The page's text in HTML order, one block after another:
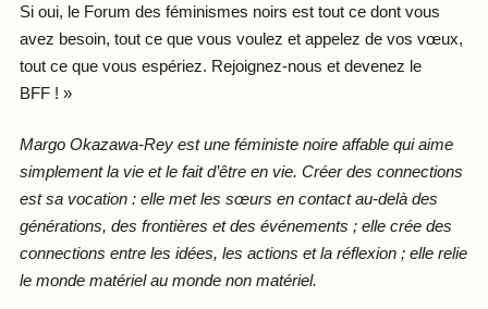
Si oui, le Forum des féminismes noirs est tout ce dont vous
avez besoin, tout ce que vous voulez et appelez de vos vœux,
tout ce que vous espériez. Rejoignez-nous et devenez le
BFF ! »
Margo Okazawa-Rey est une féministe noire affable qui aime
simplement la vie et le fait d’être en vie. Créer des connections
est sa vocation : elle met les sœurs en contact au-delà des
générations, des frontières et des événements ; elle crée des
connections entre les idées, les actions et la réflexion ; elle relie
le monde matériel au monde non matériel.